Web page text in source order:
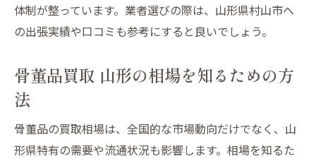
体制が整っています。業者選びの際は、山形県村山市へ
の出張実績や口コミも参考にすると良いでしょう。
骨董品買取 山形の相場を知るための方
法
骨董品の買取相場は、全国的な市場動向だけでなく、山
形県特有の需要や流通状況も影響します。相場を知るた